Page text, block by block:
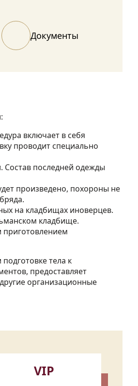
Документы
включает в себя
проводит специально
Состав последней одежды
произведено, похороны не
на кладбищах иноверцев.
кладбище.
тела к
предоставляет
организационные
VIP